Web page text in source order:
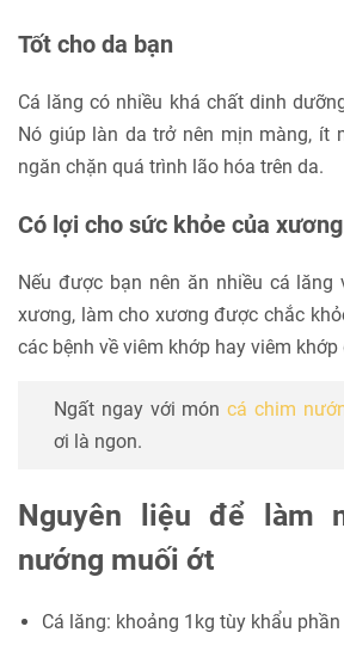
Tốt cho da bạn
Cá lăng có nhiều khá chất dinh
Nó giúp làn da trở nên mịn màng, ít
ngăn chặn quá trình lão hóa trên da.
Có lợi cho sức khỏe của xương
Nếu được bạn nên ăn nhiều cá lăng
xương, làm cho xương được chắc
các bệnh về viêm khớp hay viêm khớp
Ngất ngay với móncá chim
ơi là ngon.
Nguyên liệu để làm
nướng muối ớt
Cá lăng: khoảng 1kg tùy khẩu phần